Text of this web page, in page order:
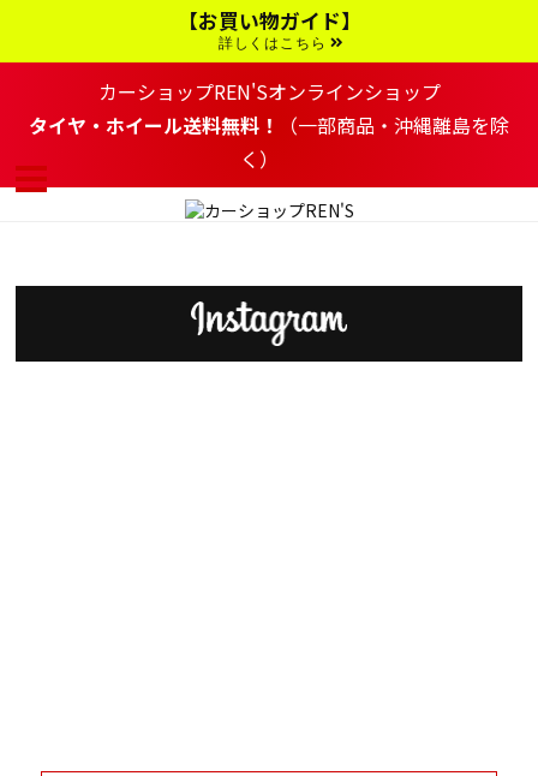
ン
す
る
【お買い物ガイド】
詳しくはこちら
カーショップREN'Sオンラインショップ
タイヤ・ホイール送料無料！
（一部商品・沖縄離島を除
く）